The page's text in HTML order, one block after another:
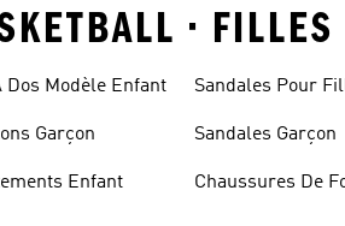
•
Dos Modèle Enfant
Garçon
Enfant
Sandales Pour
Sandales Garçon
Chaussures De